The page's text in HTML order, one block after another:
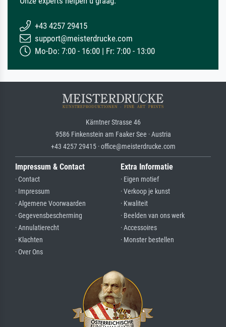
+43 4257 29415
support@meisterdrucke.com
Mo-Do: 7:00 - 16:00 | Fr: 7:00 - 13:00
Kärntner Strasse 46
9586 Finkenstein am Faaker See · Austria
+43 4257 29415 · office@meisterdrucke.com
Impressum & Contact
· Contact
· Impressum
· Algemene Voorwaarden
· Gegevensbescherming
· Annulatierecht
· Klachten
· Over Ons
Extra Informatie
· Eigen motief
· Verkoop je kunst
· Kwaliteit
· Beelden van ons werk
· Accessoires
· Monster bestellen